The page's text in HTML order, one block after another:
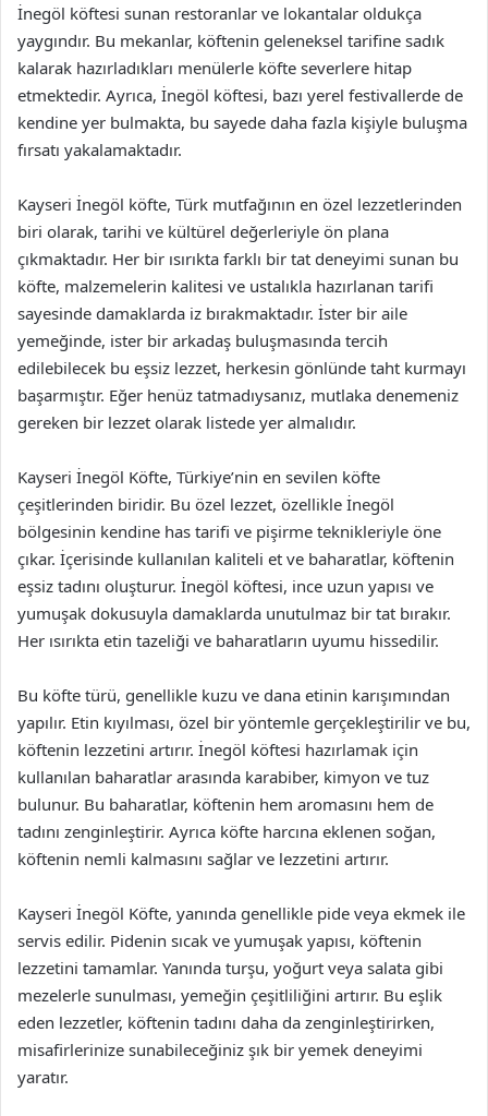
İnegöl köftesi sunan restoranlar ve lokantalar oldukça
yaygındır. Bu mekanlar, köftenin geleneksel tarifine sadık
kalarak hazırladıkları menülerle köfte severlere hitap
etmektedir. Ayrıca, İnegöl köftesi, bazı yerel festivallerde de
kendine yer bulmakta, bu sayede daha fazla kişiyle buluşma
fırsatı yakalamaktadır.
Kayseri İnegöl köfte, Türk mutfağının en özel lezzetlerinden
biri olarak, tarihi ve kültürel değerleriyle ön plana
çıkmaktadır. Her bir ısırıkta farklı bir tat deneyimi sunan bu
köfte, malzemelerin kalitesi ve ustalıkla hazırlanan tarifi
sayesinde damaklarda iz bırakmaktadır. İster bir aile
yemeğinde, ister bir arkadaş buluşmasında tercih
edilebilecek bu eşsiz lezzet, herkesin gönlünde taht kurmayı
başarmıştır. Eğer henüz tatmadıysanız, mutlaka denemeniz
gereken bir lezzet olarak listede yer almalıdır.
Kayseri İnegöl Köfte, Türkiye’nin en sevilen köfte
çeşitlerinden biridir. Bu özel lezzet, özellikle İnegöl
bölgesinin kendine has tarifi ve pişirme teknikleriyle öne
çıkar. İçerisinde kullanılan kaliteli et ve baharatlar, köftenin
eşsiz tadını oluşturur. İnegöl köftesi, ince uzun yapısı ve
yumuşak dokusuyla damaklarda unutulmaz bir tat bırakır.
Her ısırıkta etin tazeliği ve baharatların uyumu hissedilir.
Bu köfte türü, genellikle kuzu ve dana etinin karışımından
yapılır. Etin kıyılması, özel bir yöntemle gerçekleştirilir ve bu,
köftenin lezzetini artırır. İnegöl köftesi hazırlamak için
kullanılan baharatlar arasında karabiber, kimyon ve tuz
bulunur. Bu baharatlar, köftenin hem aromasını hem de
tadını zenginleştirir. Ayrıca köfte harcına eklenen soğan,
köftenin nemli kalmasını sağlar ve lezzetini artırır.
Kayseri İnegöl Köfte, yanında genellikle pide veya ekmek ile
servis edilir. Pidenin sıcak ve yumuşak yapısı, köftenin
lezzetini tamamlar. Yanında turşu, yoğurt veya salata gibi
mezelerle sunulması, yemeğin çeşitliliğini artırır. Bu eşlik
eden lezzetler, köftenin tadını daha da zenginleştirirken,
misafirlerinize sunabileceğiniz şık bir yemek deneyimi
yaratır.